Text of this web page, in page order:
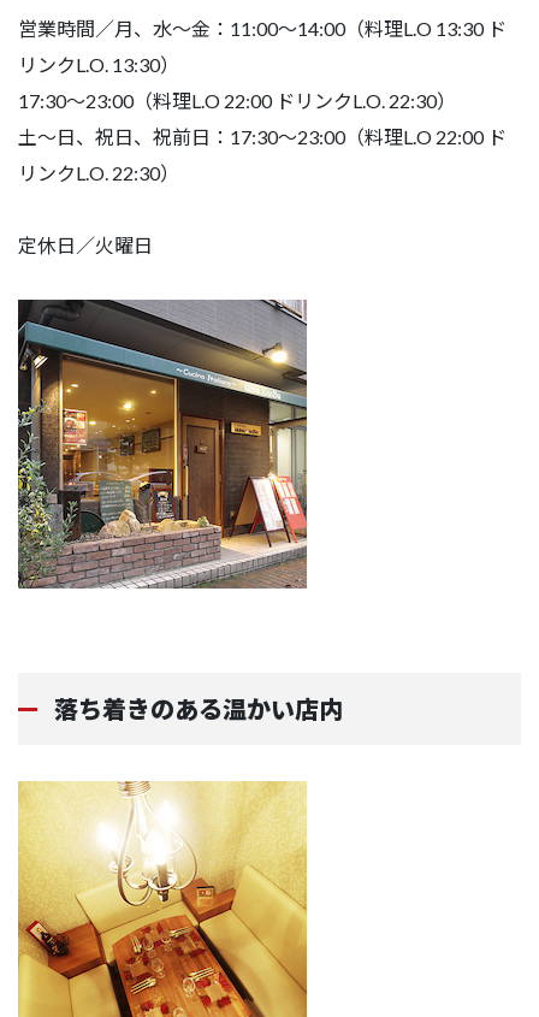
営業時間／月、水〜金：11:00〜14:00（料理L.O 13:30 ド
リンクL.O. 13:30）
17:30〜23:00（料理L.O 22:00 ドリンクL.O. 22:30）
土〜日、祝日、祝前日：17:30〜23:00（料理L.O 22:00 ド
リンクL.O. 22:30）
定休日／火曜日
落ち着きのある温かい店内